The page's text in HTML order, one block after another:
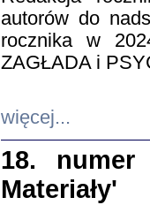
autorów do
rocznika w
ZAGŁADA i
więcej...
18. numer
Materiały'